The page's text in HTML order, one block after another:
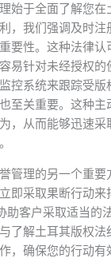
始于全面了解您在
，我们强调及时
要性。这种法律认
易针对未经授权的
控系统来跟踪受
至关重要。这种主
，从而能够迅速采
管理的另一个重要
即采取果断行动来
助客户采取适当的
了解土耳其版权法
，确保您的行动有